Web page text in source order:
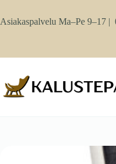
content
Asiakaspalvelu Ma–Pe 9–17 |